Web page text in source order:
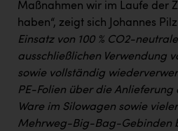
Maßnahmen wir im Laufe der
haben“, zeigt sich Johannes
Einsatz von 100 % CO2-
ausschließlichen Verwendung
sowie vollständig
PE-Folien über die Anlieferung
Ware im Silowagen sowie
Mehrweg-Big-Bag-Gebinden